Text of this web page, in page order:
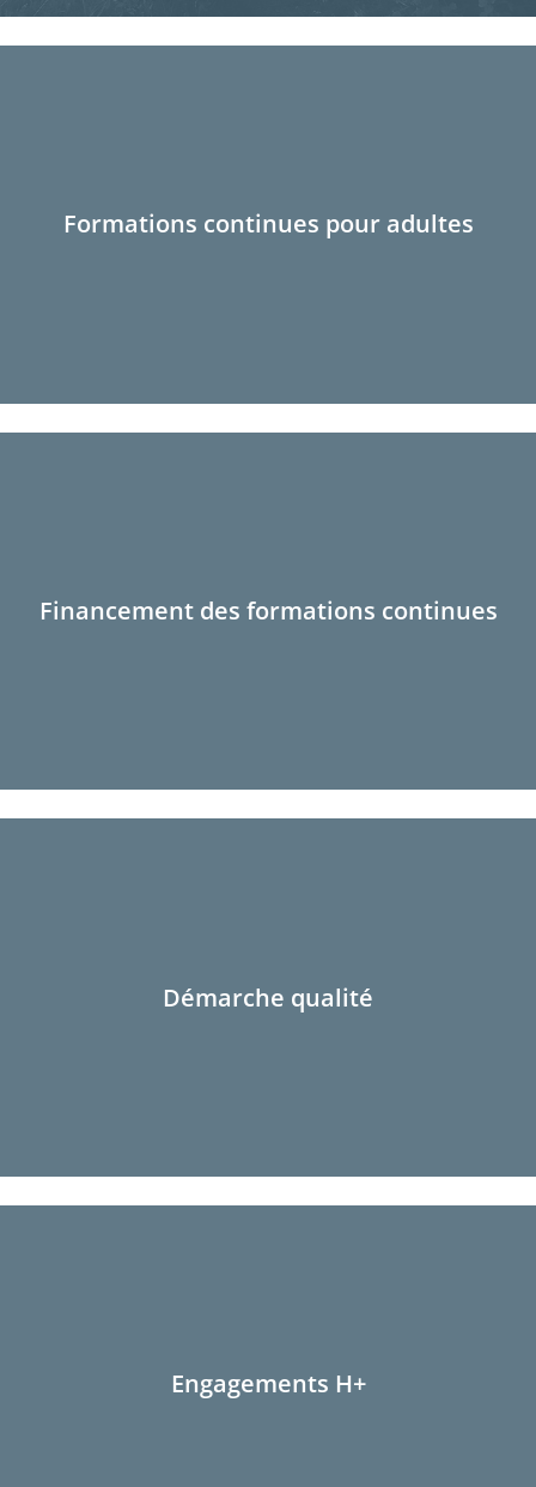
Formations continues pour adultes
Financement des formations continues
Démarche qualité
Engagements H+